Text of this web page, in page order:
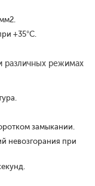
+35°С.
различных режимах
замыкании.
невозгорания при